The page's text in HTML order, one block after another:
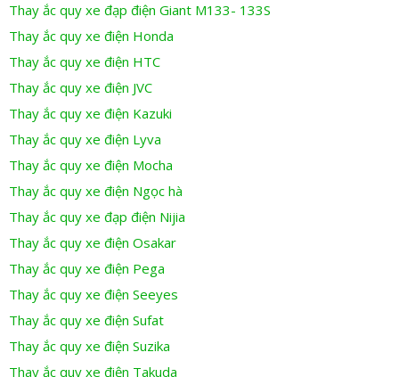
Thay ắc quy xe đạp điện Giant M133- 133S
Thay ắc quy xe điện Honda
Thay ắc quy xe điện HTC
Thay ắc quy xe điện JVC
Thay ắc quy xe điện Kazuki
Thay ắc quy xe điện Lyva
Thay ắc quy xe điện Mocha
Thay ắc quy xe điện Ngọc hà
Thay ắc quy xe đạp điện Nijia
Thay ắc quy xe điện Osakar
Thay ắc quy xe điện Pega
Thay ắc quy xe điện Seeyes
Thay ắc quy xe điện Sufat
Thay ắc quy xe điện Suzika
Thay ắc quy xe điện Takuda